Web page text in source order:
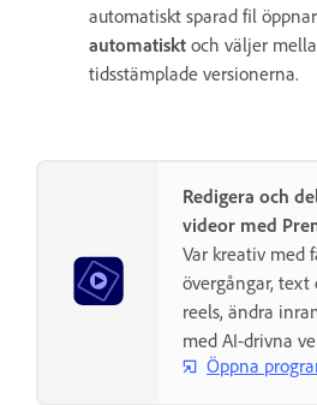
automatiskt sparad fil
automatiskt och väljer
tidsstämplade versionerna.
Redigera och
videor med
Var kreativ med
övergångar, text
reels, ändra
med AI-drivna
Öppna